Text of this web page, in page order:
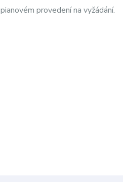
provedení na vyžádání.